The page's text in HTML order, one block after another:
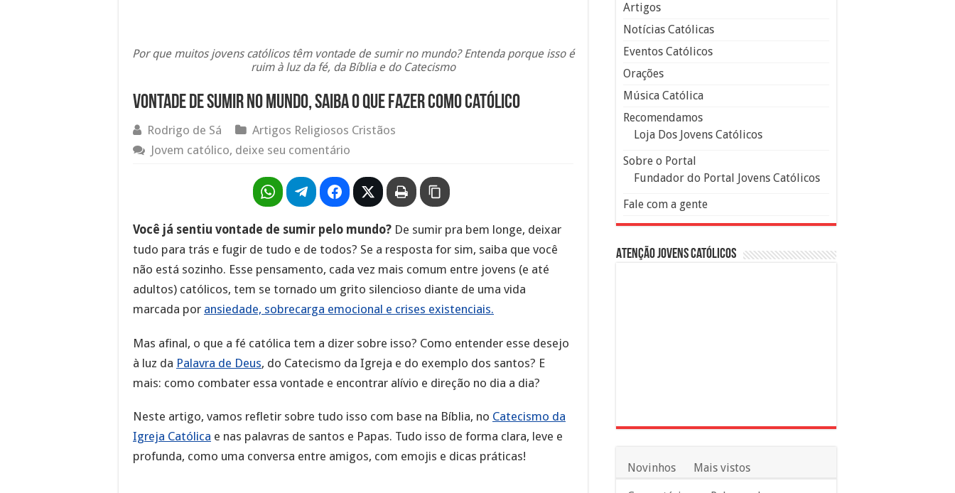
Por que muitos jovens católicos têm vontade de sumir no mundo? Entenda porque isso é
ruim à luz da fé, da Bíblia e do Catecismo
Vontade de sumir no mundo, saiba o que fazer como católico
Rodrigo de Sá
Artigos Religiosos Cristãos
Jovem católico, deixe seu comentário
Você já sentiu vontade de sumir pelo mundo? De sumir pra bem longe, deixar
tudo para trás e fugir de tudo e de todos? Se a resposta for sim, saiba que você
não está sozinho. Esse pensamento, cada vez mais comum entre jovens (e até
adultos) católicos, tem se tornado um grito silencioso diante de uma vida
marcada por ansiedade, sobrecarga emocional e crises existenciais.
Mas afinal, o que a fé católica tem a dizer sobre isso? Como entender esse desejo
à luz da Palavra de Deus, do Catecismo da Igreja e do exemplo dos santos? E
mais: como combater essa vontade e encontrar alívio e direção no dia a dia?
Neste artigo, vamos refletir sobre tudo isso com base na Bíblia, no Catecismo da
Igreja Católica e nas palavras de santos e Papas. Tudo isso de forma clara, leve e
profunda, como uma conversa entre amigos, com emojis e dicas práticas!
Artigos
Notícias Católicas
Eventos Católicos
Orações
Música Católica
Recomendamos
Loja Dos Jovens Católicos
Sobre o Portal
Fundador do Portal Jovens Católicos
Fale com a gente
Atenção Jovens Católicos
Novinhos Mais vistos